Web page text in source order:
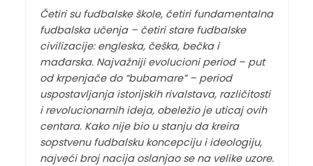
Četiri su fudbalske škole, četiri fundamentalna
fudbalska učenja – četiri stare fudbalske
civilizacije: engleska, češka, bečka i
mađarska. Najvažniji evolucioni period – put
od krpenjače do “bubamare” – period
uspostavljanja istorijskih rivalstava, različitosti
i revolucionarnih ideja, obeležio je uticaj ovih
centara. Kako nije bio u stanju da kreira
sopstvenu fudbalsku koncepciju i ideologiju,
najveći broj nacija oslanjao se na velike uzore.